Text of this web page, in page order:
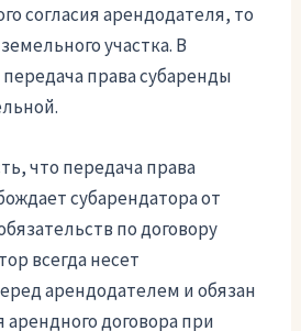
согласия арендодателя, то
участка. В
права субаренды
что передача права
субарендатора от
по договору
всегда несет
арендодателем и обязан
договора при